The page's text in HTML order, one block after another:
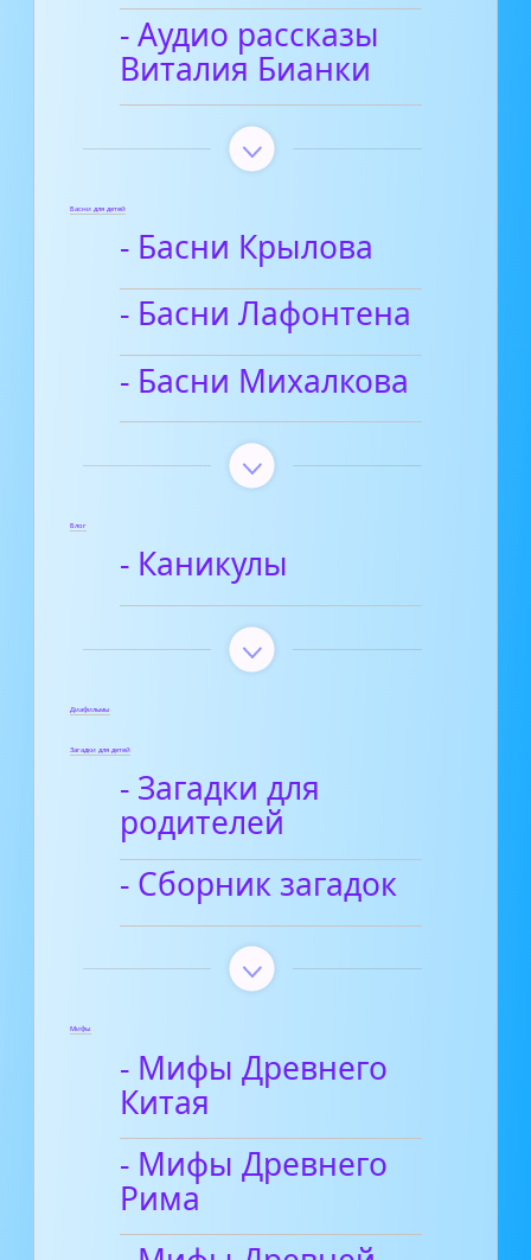
- Аудио рассказы
Виталия Бианки
Басни для детей
- Басни Крылова
- Басни Лафонтена
- Басни Михалкова
Блог
- Каникулы
Диафильмы
Загадки для детей
- Загадки для
родителей
- Сборник загадок
Мифы
- Мифы Древнего
Китая
- Мифы Древнего
Рима